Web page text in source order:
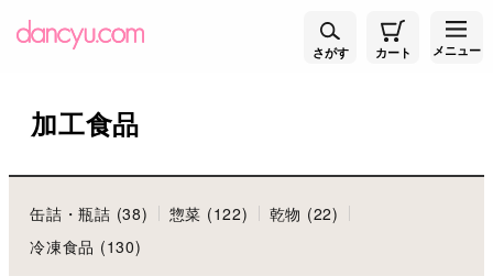
さがす カート メニュー
加工食品
缶詰・瓶詰 (38) 惣菜 (122)
乾物 (22)
冷凍食品 (130)